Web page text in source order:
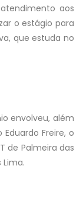
aos
o estágio para
que estuda no
envolveu, além
Freire, o
de Palmeira das